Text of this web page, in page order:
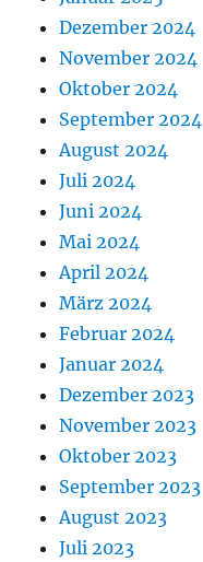
Dezember 2024
November 2024
Oktober 2024
September 2024
August 2024
Juli 2024
Juni 2024
Mai 2024
April 2024
März 2024
Februar 2024
Januar 2024
Dezember 2023
November 2023
Oktober 2023
September 2023
August 2023
Juli 2023